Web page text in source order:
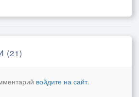
(21)
войдите на сайт.